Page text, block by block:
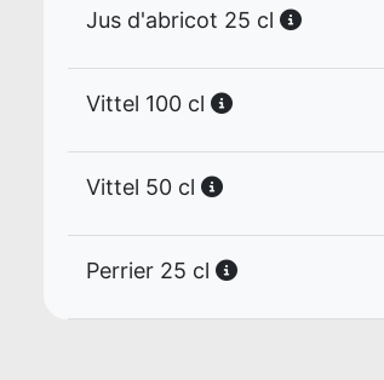
Jus d'abricot 25 cl
Vittel 100 cl
Vittel 50 cl
Perrier 25 cl